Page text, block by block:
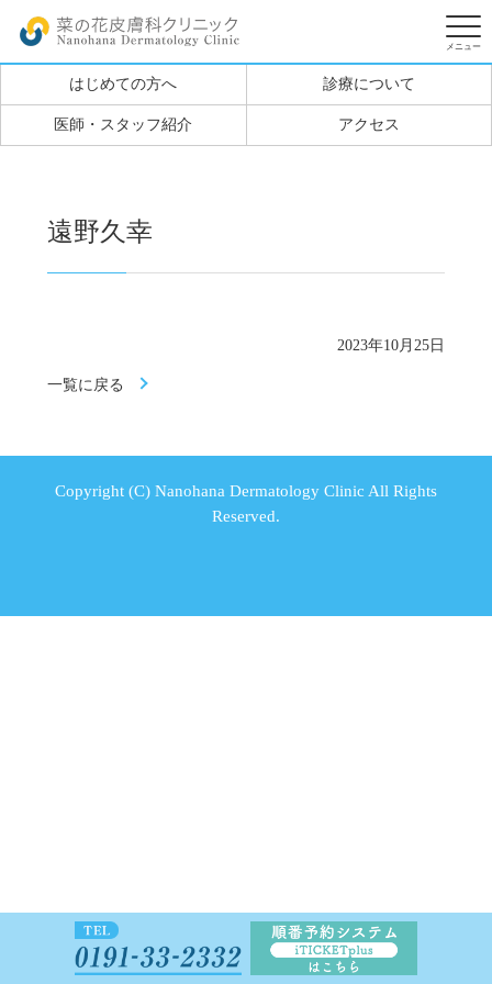
はじめての方へ 診療について
医師・スタッフ紹介 アクセス
遠野久幸
2023年10月25日
一覧に戻る
Copyright (C) Nanohana Dermatology Clinic All Rights
Reserved.